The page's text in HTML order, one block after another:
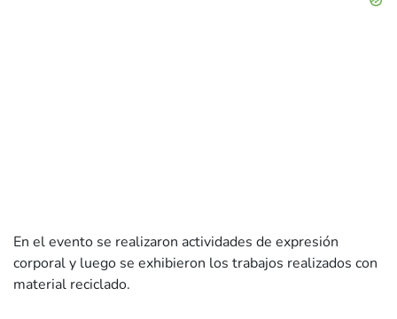
En el evento se realizaron actividades de expresión
corporal y luego se exhibieron los trabajos realizados con
material reciclado.